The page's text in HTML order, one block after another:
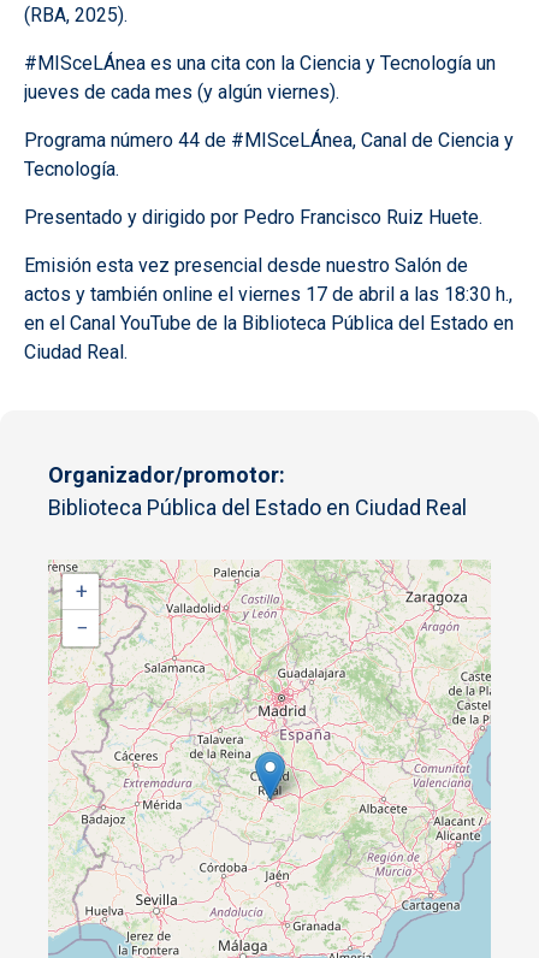
(RBA, 2025).
#MISceLÁnea es una cita con la Ciencia y Tecnología un
jueves de cada mes (y algún viernes).
Programa número 44 de #MISceLÁnea, Canal de Ciencia y
Tecnología.
Presentado y dirigido por Pedro Francisco Ruiz Huete.
Emisión esta vez presencial desde nuestro Salón de
actos y también online el viernes 17 de abril a las 18:30 h.,
en el Canal YouTube de la Biblioteca Pública del Estado en
Ciudad Real.
Organizador/promotor
Biblioteca Pública del Estado en Ciudad Real
+
−